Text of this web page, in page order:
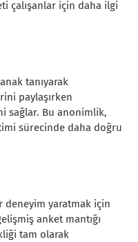
çalışanlar için daha ilgi
tanıyarak
paylaşırken
sağlar. Bu anonimlik,
sürecinde daha doğru
deneyim yaratmak için
anket mantığı
tam olarak